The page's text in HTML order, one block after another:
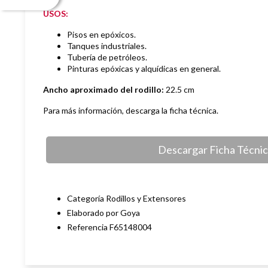
USOS:
Pisos en epóxicos.
Tanques industriales.
Tubería de petróleos.
Pinturas epóxicas y alquídicas en general.
Ancho aproximado del rodillo: 22.5 cm
Para más información, descarga la ficha técnica.
Descargar Ficha
Categoría Rodillos y Extensores
Elaborado por Goya
Referencia F65148004